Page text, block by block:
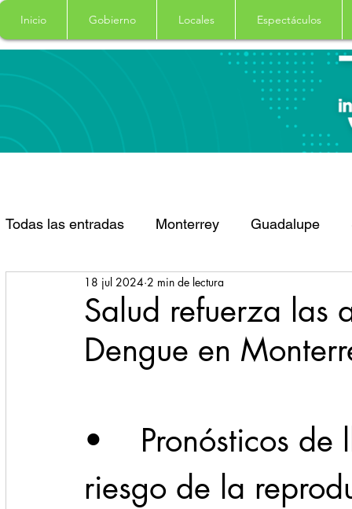
Inicio Gobierno Locales Espectáculos
Todas las entradas Monterrey Guadalupe
Santa Catarina San Pedro Garza Garcia
Espectaculos Clima Principal Salud
Seguridad 31abr
Salud refuerza las
Dengue en
18 jul 2024 2 min de lectura
•    Pronósticos
riesgo de la